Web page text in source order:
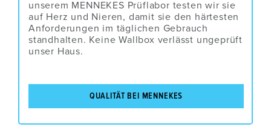
unserem MENNEKES Prüflabor testen wir sie
auf Herz und Nieren, damit sie den härtesten
Anforderungen im täglichen Gebrauch
standhalten. Keine Wallbox verlässt ungeprüft
unser Haus.
QUALITÄT BEI MENNEKES